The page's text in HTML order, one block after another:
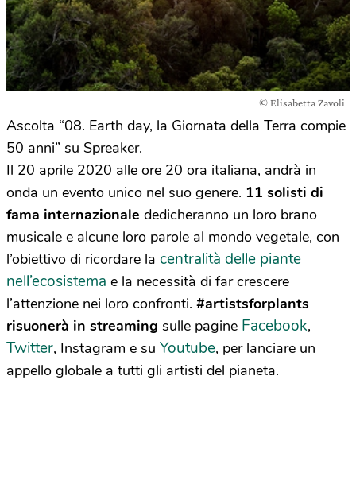
© Elisabetta Zavoli
Ascolta “08. Earth day, la Giornata della Terra compie
50 anni” su Spreaker.
Il 20 aprile 2020 alle ore 20 ora italiana, andrà in
onda un evento unico nel suo genere. 11 solisti di
fama internazionale dedicheranno un loro brano
musicale e alcune loro parole al mondo vegetale, con
l’obiettivo di ricordare la centralità delle piante
nell’ecosistema e la necessità di far crescere
l’attenzione nei loro confronti. #artistsforplants
risuonerà in streaming sulle pagine Facebook,
Twitter, Instagram e su Youtube, per lanciare un
appello globale a tutti gli artisti del pianeta.